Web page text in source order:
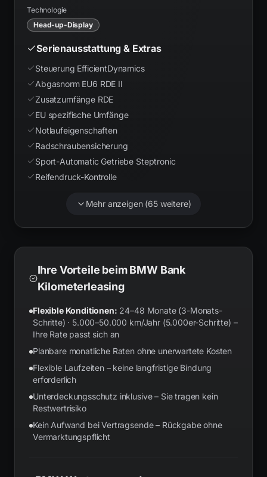
Technologie
Head-up-Display
Serienausstattung & Extras
Steuerung EfficientDynamics
Abgasnorm EU6 RDE II
Zusatzumfänge RDE
EU spezifische Umfänge
Notlaufeigenschaften
Radschraubensicherung
Sport-Automatic Getriebe Steptronic
Reifendruck-Kontrolle
Mehr anzeigen (65weitere)
Ihre Vorteile beim BMW Bank
Kilometerleasing
Flexible Konditionen: 24–48 Monate (3-Monats-
Schritte) · 5.000–50.000 km/Jahr (5.000er-Schritte) –
Ihre Rate passt sich an
Planbare monatliche Raten ohne unerwartete Kosten
Flexible Laufzeiten – keine langfristige Bindung
erforderlich
Unterdeckungsschutz inklusive – Sie tragen kein
Restwertrisiko
Kein Aufwand bei Vertragsende – Rückgabe ohne
Vermarktungspflicht